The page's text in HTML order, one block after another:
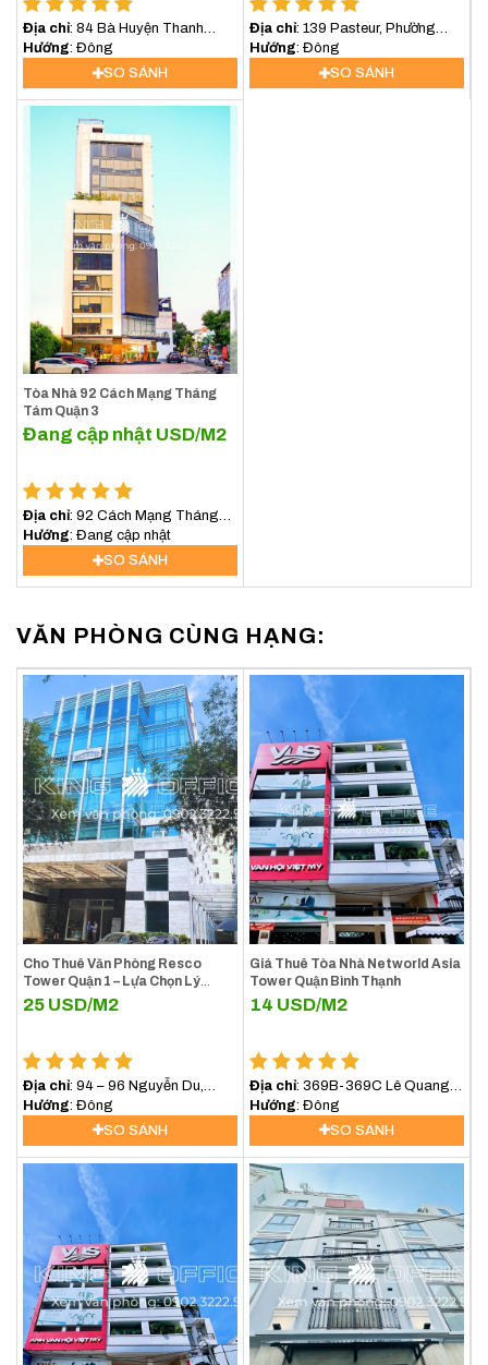
Địa chỉ: 84 Bà Huyện Thanh
Quan, Xuân Hòa, Hồ Chí Minh,
Hướng : Đông
SO SÁNH
Địa chỉ: 139 Pasteur, Phường
Xuân Hòa, TP.HCM
Hướng : Đông
SO SÁNH
Tòa Nhà 92 Cách Mạng Tháng
Tám Quận 3
Đang cập nhật USD/M2
Địa chỉ: 92 Cách Mạng Tháng
Tám, Phường Xuân Hòa, TP.HCM
Hướng : Đang cập nhật
SO SÁNH
VĂN PHÒNG CÙNG HẠNG:
Cho Thuê Văn Phòng Resco
Tower Quận 1 – Lựa Chọn Lý
Tưởng Cho Doanh Nghiệp Tại
Trung Tâm TP.HCM
25 USD/M2
Địa chỉ: 94 – 96 Nguyễn Du,
Phường Sài Gòn (Phường Bến
Nghé, Quận 1)
Hướng : Đông
SO SÁNH
Giá Thuê Tòa Nhà Networld Asia
Tower Quận Bình Thạnh
14 USD/M2
Địa chỉ: 369B-369C Lê Quang
Định, Phường Bình Lợi Trung,
(Bình Thạnh) TP.HCM
Hướng : Đông
SO SÁNH